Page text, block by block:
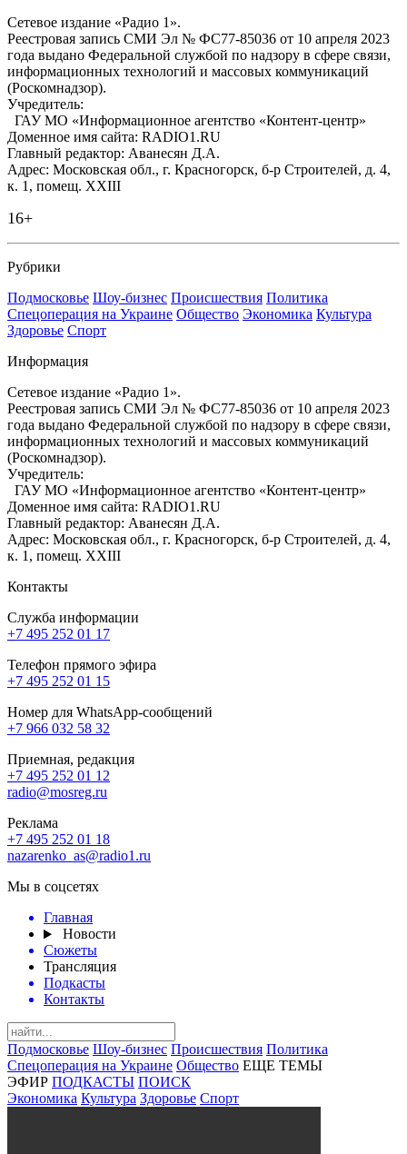
Сетевое издание «Радио 1».
Реестровая запись СМИ Эл № ФС77-85036 от 10 апреля 2023
года выдано Федеральной службой по надзору в сфере связи,
информационных технологий и массовых коммуникаций
(Роскомнадзор).
Учредитель:
ГАУ МО «Информационное агентство «Контент-центр»
Доменное имя сайта: RADIO1.RU
Главный редактор: Аванесян Д.А.
Адрес: Московская обл., г. Красногорск, б-р Строителей, д. 4,
к. 1, помещ. XXIII
16+
Рубрики
Подмосковье Шоу-бизнес Происшествия Политика
Спецоперация на Украине Общество Экономика Культура
Здоровье Спорт
Информация
Сетевое издание «Радио 1».
Реестровая запись СМИ Эл № ФС77-85036 от 10 апреля 2023
года выдано Федеральной службой по надзору в сфере связи,
информационных технологий и массовых коммуникаций
(Роскомнадзор).
Учредитель:
ГАУ МО «Информационное агентство «Контент-центр»
Доменное имя сайта: RADIO1.RU
Главный редактор: Аванесян Д.А.
Адрес: Московская обл., г. Красногорск, б-р Строителей, д. 4,
к. 1, помещ. XXIII
Контакты
Служба информации
+7 495 252 01 17
Телефон прямого эфира
+7 495 252 01 15
Номер для WhatsApp-сообщений
+7 966 032 58 32
Приемная, редакция
+7 495 252 01 12
radio@mosreg.ru
Реклама
+7 495 252 01 18
nazarenko_as@radio1.ru
Мы в соцсетях
Главная
Новости
Сюжеты
Трансляция
Подкасты
Контакты
Подмосковье Шоу-бизнес Происшествия Политика
Спецоперация на Украине Общество ЕЩЕ ТЕМЫ
ЭФИР ПОДКАСТЫ ПОИСК
Экономика Культура Здоровье Спорт